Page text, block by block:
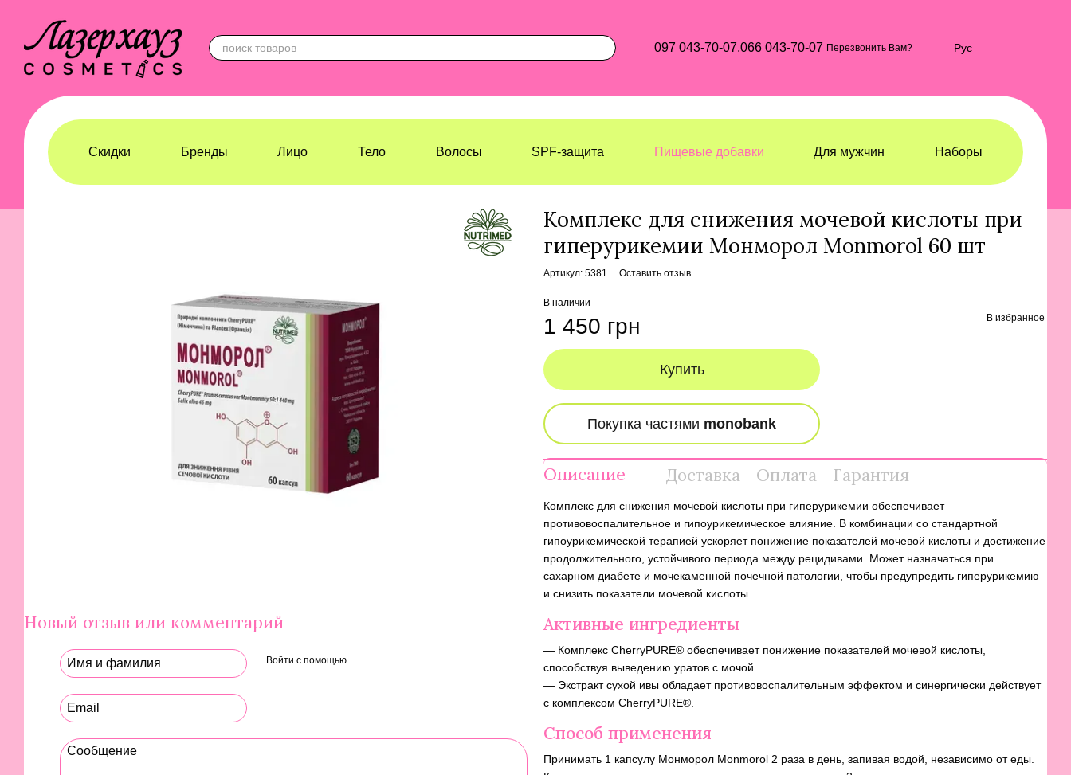
097 043-70-07,066 043-70-07 Перезвонить Вам? Рус
Скидки Бренды Лицо Тело Волосы SPF-защита Пищевые добавки Для мужчин Наборы
Новый отзыв или комментарий
Войти с помощью
Комплекс для снижения мочевой кислоты при
гиперурикемии Монморол Monmorol 60 шт
Артикул: 5381 Оставить отзыв
1 450 грн
В наличии
В избранное
Купить
Доставка Оплата Гарантия
Описание
Комплекс для снижения мочевой кислоты при гиперурикемии обеспечивает
противовоспалительное и гипоурикемическое влияние. В комбинации со стандартной
гипоурикемической терапией ускоряет понижение показателей мочевой кислоты и достижение
продолжительного, устойчивого периода между рецидивами. Может назначаться при
сахарном диабете и мочекаменной почечной патологии, чтобы предупредить гиперурикемию
и снизить показатели мочевой кислоты.
Активные ингредиенты
— Комплекс CherryPURE® обеспечивает понижение показателей мочевой кислоты,
способствуя выведению уратов с мочой.
— Экстракт сухой ивы обладает противовоспалительным эффектом и синергически действует
с комплексом CherryPURE®.
Способ применения
Принимать 1 капсулу Монморол Monmorol 2 раза в день, запивая водой, независимо от еды.